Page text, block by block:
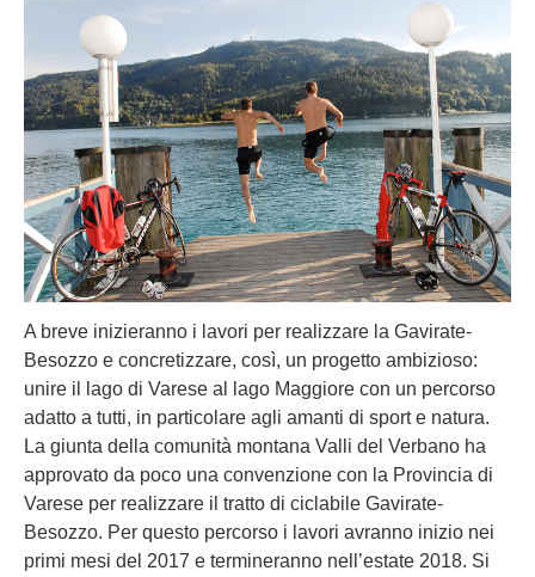
A breve inizieranno i lavori per realizzare la Gavirate-
Besozzo e concretizzare, così, un progetto ambizioso:
unire il lago di Varese al lago Maggiore con un percorso
adatto a tutti, in particolare agli amanti di sport e natura.
La giunta della comunità montana Valli del Verbano ha
approvato da poco una convenzione con la Provincia di
Varese per realizzare il tratto di ciclabile Gavirate-
Besozzo. Per questo percorso i lavori avranno inizio nei
primi mesi del 2017 e termineranno nell’estate 2018. Si